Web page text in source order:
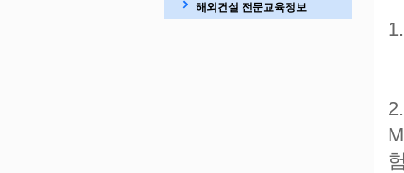
해외건설 전문교육정보